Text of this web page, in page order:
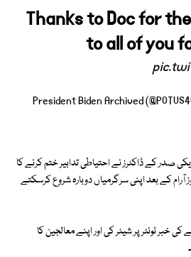
Thanks to Doc for
to all of you
صدر کے ڈاکٹرز نے احتیاطی تدابیر ختم کرنے کا
آرام کے بعد اپنی سرگرمیاں دوبارہ شروع کرسکتے
ٹوئٹر پر شیئر کی اور اپنے معالجین کا